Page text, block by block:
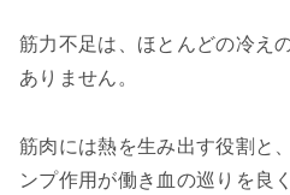
筋力不足は、ほとんどの冷え
ありません。
筋肉には熱を生み出す役割と
ンプ作用が働き血の巡りを良